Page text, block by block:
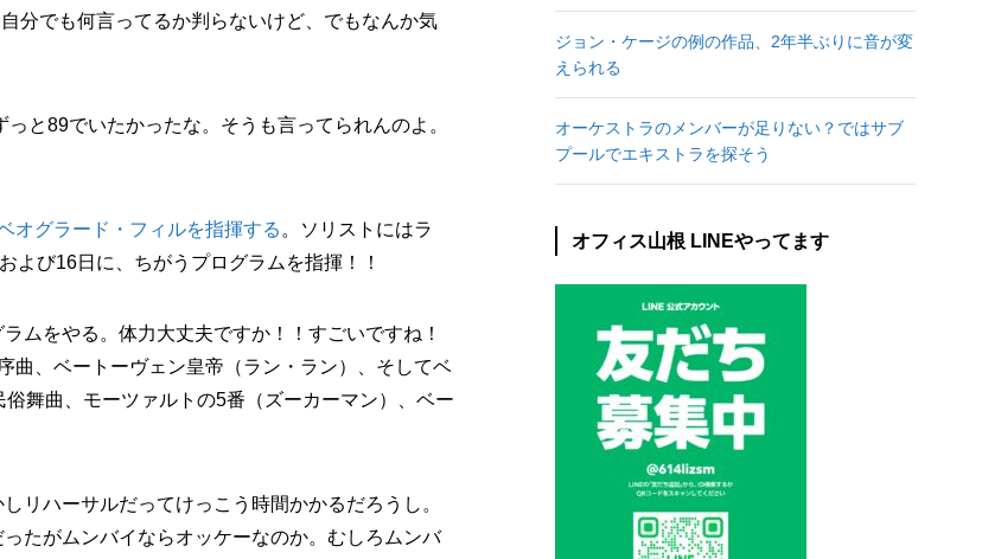
分でも何言ってるか判らないけど、でもなんか気
と89でいたかったな。そうも言ってられんのよ。
オグラード・フィルを指揮する。ソリストにはラ
よび16日に、ちがうプログラムを指揮！！
ムをやる。体力大丈夫ですか！！すごいですね！
曲、ベートーヴェン皇帝（ラン・ラン）、そしてベ
舞曲、モーツァルトの5番（ズーカーマン）、ベー
リハーサルだってけっこう時間かかるだろうし。
たがムンバイならオッケーなのか。むしろムンバ
ジョン・ケージの例の作品、2年半ぶりに音が変
えられる
オーケストラのメンバーが足りない？ではサブ
プールでエキストラを探そう
オフィス山根 LINEやってます